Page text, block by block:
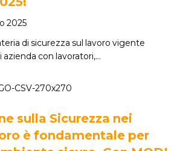
2025
di sicurezza sul lavoro vigente
con lavoratori,…
sulla Sicurezza nei
è fondamentale per